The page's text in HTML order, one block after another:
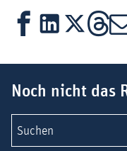
FacebookLinkedIn
X Threads
Noch nicht das
Suchen